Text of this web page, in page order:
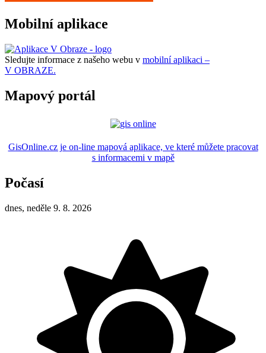
Mobilní aplikace
Sledujte informace z našeho webu v mobilní aplikaci –
V OBRAZE.
Mapový portál
GisOnline.cz je on-line mapová aplikace, ve které můžete pracovat
s informacemi v mapě
Počasí
dnes, neděle 9. 8. 2026